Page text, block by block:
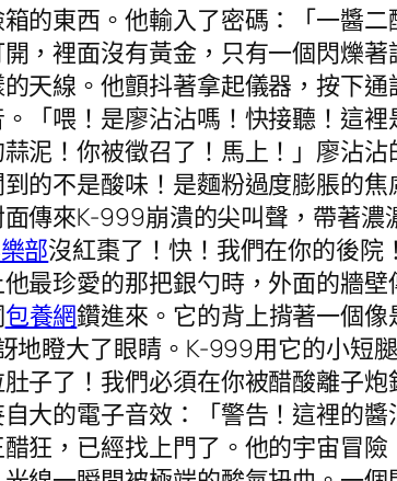
的東西。他輸入了密碼：「一醬
，裡面沒有黃金，只有一個閃爍
天線。他顫抖著拿起儀器，按下
「喂！是廖沾沾嗎！快接聽！這
泥！你被徵召了！馬上！」廖沾
的不是酸味！是麵粉過度膨脹的
傳來K-999崩潰的尖叫聲，帶著
部沒紅棗了！快！我們在你的後院
最珍愛的那把銀勺時，外面的牆
包養網鑽進來。它的背上揹著一個
瞪大了眼睛。K-999用它的小短
子了！我們必須在你被醋酸離子
大的電子音效：「警告！這裡的
狂，已經找上門了。他的宇宙冒